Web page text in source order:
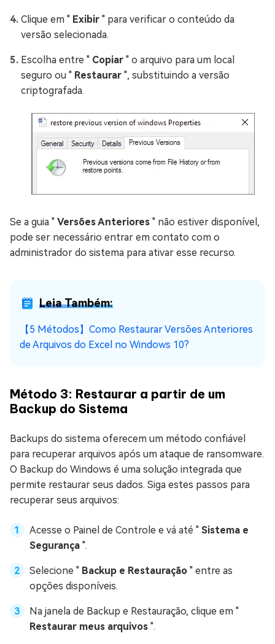
Clique em " Exibir " para verificar o conteúdo da
versão selecionada.
Escolha entre " Copiar " o arquivo para um local
seguro ou " Restaurar ", substituindo a versão
criptografada.
Se a guia " Versões Anteriores " não estiver disponível,
pode ser necessário entrar em contato com o
administrador do sistema para ativar esse recurso.
Leia Também:
【5 Métodos】Como Restaurar Versões Anteriores
de Arquivos do Excel no Windows 10?
Método 3: Restaurar a partir de um
Backup do Sistema
Backups do sistema oferecem um método confiável
para recuperar arquivos após um ataque de ransomware.
O Backup do Windows é uma solução integrada que
permite restaurar seus dados. Siga estes passos para
recuperar seus arquivos:
Acesse o Painel de Controle e vá até " Sistema e
Segurança ".
Selecione " Backup e Restauração " entre as
opções disponíveis.
Na janela de Backup e Restauração, clique em "
Restaurar meus arquivos ".